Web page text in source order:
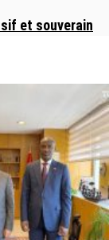
et souverain